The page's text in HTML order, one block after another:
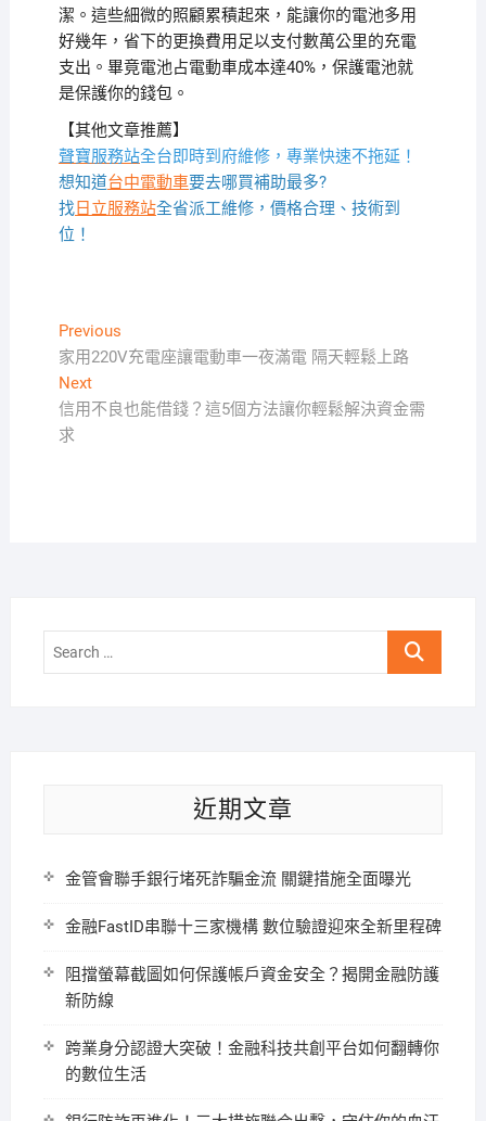
潔。這些細微的照顧累積起來，能讓你的電池多用
好幾年，省下的更換費用足以支付數萬公里的充電
支出。畢竟電池占電動車成本達40%，保護電池就
是保護你的錢包。
【其他文章推薦】
聲寶服務站全台即時到府維修，專業快速不拖延！
想知道台中電動車要去哪買補助最多?
找日立服務站全省派工維修，價格合理、技術到
位！
文
章
導
覽
PreviousPrevious
post:
家用220V充電座讓電動車一夜滿電 隔天輕鬆上路
NextNext
post:
信用不良也能借錢？這5個方法讓你輕鬆解決資金需
求
Search
近期文章
金管會聯手銀行堵死詐騙金流 關鍵措施全面曝光
金融FastID串聯十三家機構 數位驗證迎來全新里程碑
阻擋螢幕截圖如何保護帳戶資金安全？揭開金融防護
新防線
跨業身分認證大突破！金融科技共創平台如何翻轉你
的數位生活